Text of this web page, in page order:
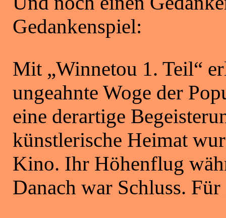
Gedankenspiel:
Mit „Winnetou 1. Teil“
ungeahnte Woge der
eine derartige
künstlerische Heimat
Kino. Ihr Höhenflug
Danach war Schluss.